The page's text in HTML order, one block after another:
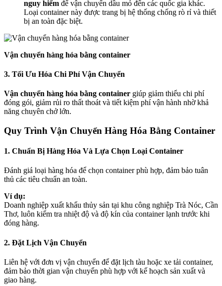
nguy hiểm để vận chuyển dầu mỏ đến các quốc gia khác.
Loại container này được trang bị hệ thống chống rò rỉ và thiết
bị an toàn đặc biệt.
Vận chuyển hàng hóa bằng container
3. Tối Ưu Hóa Chi Phí Vận Chuyển
Vận chuyển hàng hóa bằng container giúp giảm thiểu chi phí
đóng gói, giảm rủi ro thất thoát và tiết kiệm phí vận hành nhờ khả
năng chuyên chở lớn.
Quy Trình Vận Chuyển Hàng Hóa Bằng Container
1. Chuẩn Bị Hàng Hóa Và Lựa Chọn Loại Container
Đánh giá loại hàng hóa để chọn container phù hợp, đảm bảo tuân
thủ các tiêu chuẩn an toàn.
Ví dụ:
Doanh nghiệp xuất khẩu thủy sản tại khu công nghiệp Trà Nóc, Cần
Thơ, luôn kiểm tra nhiệt độ và độ kín của container lạnh trước khi
đóng hàng.
2. Đặt Lịch Vận Chuyển
Liên hệ với đơn vị vận chuyển để đặt lịch tàu hoặc xe tải container,
đảm bảo thời gian vận chuyển phù hợp với kế hoạch sản xuất và
giao hàng.